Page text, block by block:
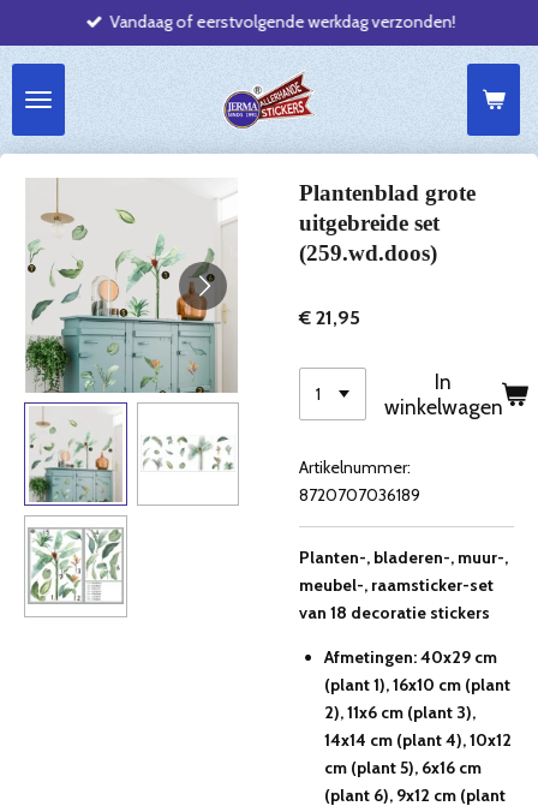
direct
de
hoofdinhoud
Vandaag of eerstvolgende werkdag verzonden!
Plantenblad grote
uitgebreide set
(259.wd.doos)
€ 21,95
In
winkelwagen
Artikelnummer:
8720707036189
Planten-, bladeren-, muur-,
meubel-, raamsticker-set
van 18 decoratie stickers
Afmetingen: 40x29 cm
(plant 1), 16x10 cm (plant
2), 11x6 cm (plant 3),
14x14 cm (plant 4), 10x12
cm (plant 5), 6x16 cm
(plant 6), 9x12 cm (plant